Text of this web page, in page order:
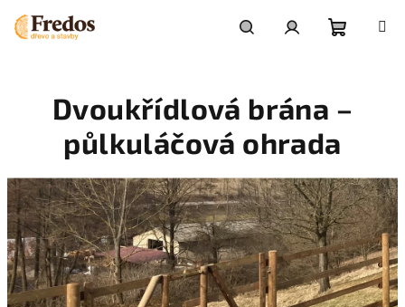
obsah
košík
Dvoukřídlová brána –
půlkuláčová ohrada